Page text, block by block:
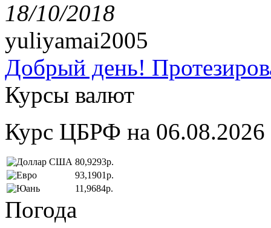
18/10/2018
yuliyamai2005
Добрый день!
Курсы валют
Курс ЦБРФ на 06.08.2026
80,9293р.
93,1901р.
11,9684р.
Погода